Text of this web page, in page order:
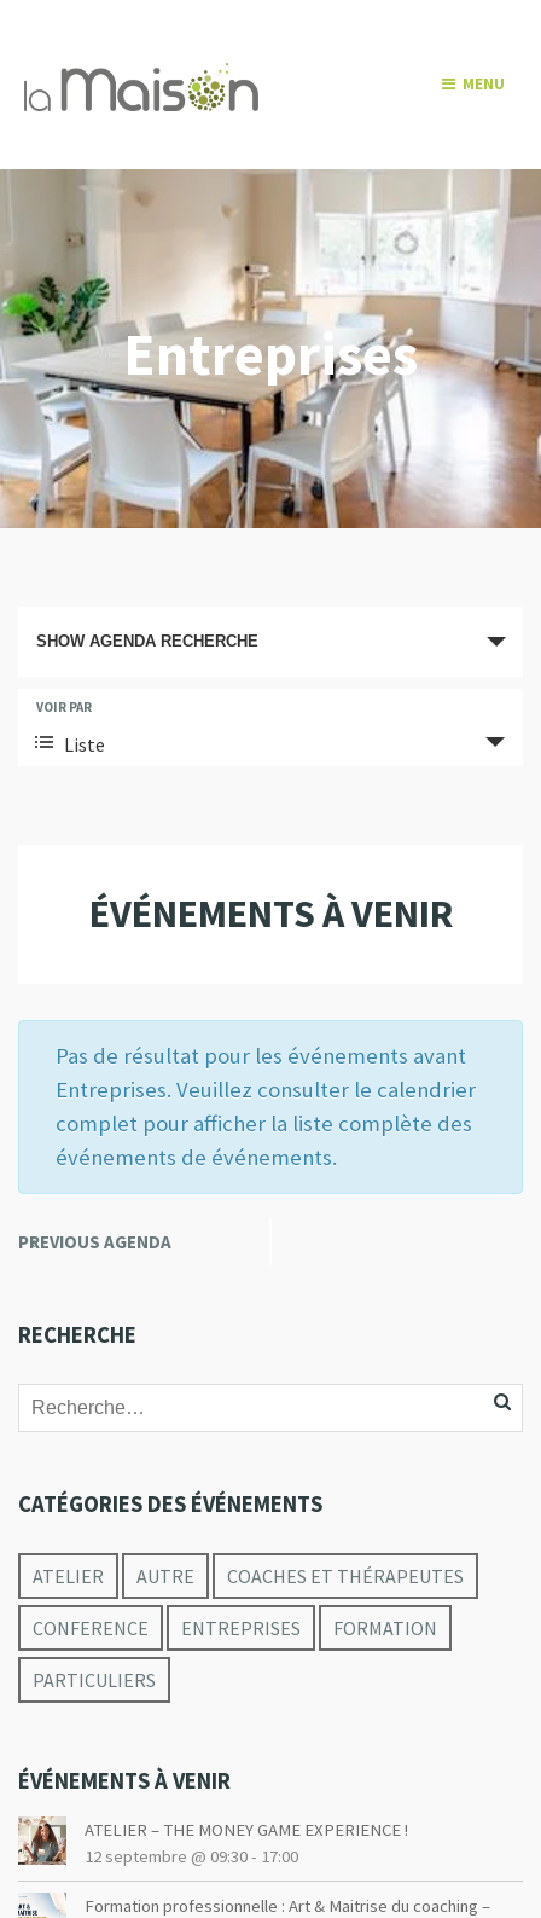
MENU
Entreprises
A
n
e
e
n
V
i
e
s
N
a
v
i
g
t
i
o
n
SHOW AGENDA RECHERCHE
i
a
i
t
i
n
VOIR PAR
Liste
ÉVÉNEMENTS À VENIR
Pas de résultat pour les événements avant
Entreprises. Veuillez consulter le calendrier
complet pour afficher la liste complète des
événements de événements.
A
n
a
t
N
v
i
g
a
i
o
n
«
PREVIOUS AGENDA
RECHERCHE
CATÉGORIES DES ÉVÉNEMENTS
ATELIER AUTRE COACHES ET THÉRAPEUTES
CONFERENCE ENTREPRISES FORMATION
PARTICULIERS
ÉVÉNEMENTS À VENIR
ATELIER – THE MONEY GAME EXPERIENCE !
12 septembre @ 09:30- 17:00
Formation professionnelle : Art & Maitrise du coaching –